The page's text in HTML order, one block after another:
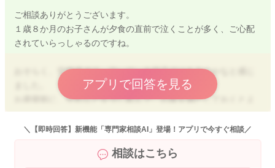
ご相談ありがとうございます。
１歳８か月のお子さんが夕食の直前で泣くことが多く、ご心配
されていらっしゃるのですね。
おそらく、空腹過ぎて、泣いている様子ではあるのかなと感じ
お昼寝前に、牛乳などを少し飲んで、お腹を満たしておくとよ
いのかなと思います。
よろしければお試しください。
アプリで回答を見る
＼【即時回答】新機能「専門家相談AI」登場！アプリで今すぐ相談／
相談はこちら